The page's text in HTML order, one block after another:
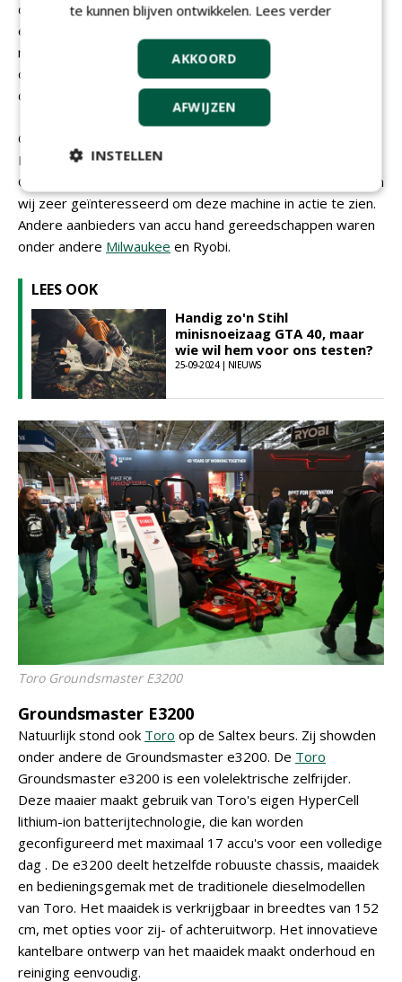
doelgroep. Deze is zo krachtig dat deze is uitgerust met
een tweede handgreep. Met zijn blaaskracht van 32
newton en een volume van 1700 kubieke meter per uur is
dit de meest krachtige accubladblazer die momenteel op
de markt verkrijgbaar is.
Ook
Binnenkort publiceren wij in ons vakblad een test van de
GTA40. Een compacte accu kettingzaag. En natuurlijk waren
wij zeer geïnteresseerd om deze machine in actie te zien.
Andere aanbieders van accu hand gereedschappen waren
onder andere Milwaukee en Ryobi.
LEES OOK
Handig zo'n Stihl
minisnoeizaag GTA 40, maar
wie wil hem voor ons testen?
25-09-2024 | NIEUWS
Toro Groundsmaster E3200
Groundsmaster E3200
Natuurlijk stond ook Toro op de Saltex beurs. Zij showden
onder andere de Groundsmaster e3200. De Toro
Groundsmaster e3200 is een volelektrische zelfrijder.
Deze maaier maakt gebruik van Toro's eigen HyperCell
lithium-ion batterijtechnologie, die kan worden
geconfigureerd met maximaal 17 accu's voor een volledige
dag . De e3200 deelt hetzelfde robuuste chassis, maaidek
en bedieningsgemak met de traditionele dieselmodellen
van Toro. Het maaidek is verkrijgbaar in breedtes van 152
cm, met opties voor zij- of achteruitworp. Het innovatieve
kantelbare ontwerp van het maaidek maakt onderhoud en
reiniging eenvoudig.
te kunnen blijven ontwikkelen. Lees verder
AKKOORD
AFWIJZEN
INSTELLEN